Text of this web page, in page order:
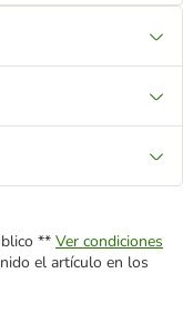
** Ver condiciones
el artículo en los